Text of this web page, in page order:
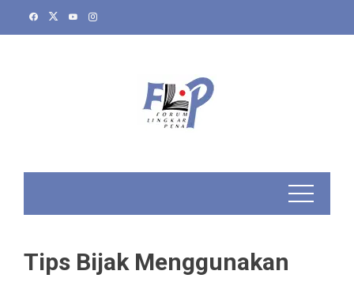
Tips Bijak Menggunakan